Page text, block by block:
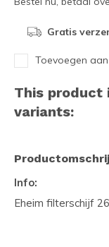
Gratis
Toevoegen
This product
variants:
Info:
Eheim filterschijf